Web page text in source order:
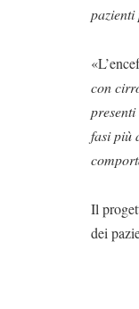
con
fasi più
Il
dei